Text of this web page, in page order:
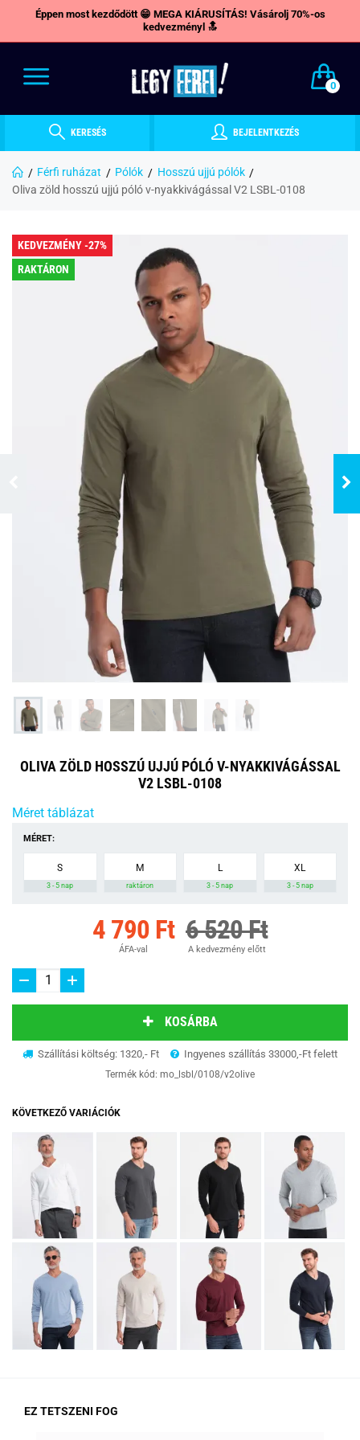
Éppen most kezdődött 😁 MEGA KIÁRUSÍTÁS! Vásárolj 70%-os
kedvezményl 🔝
0
KERESÉS BEJELENTKEZÉS
Férfi ruházat Pólók
Hosszú ujjú pólók
Oliva zöld hosszú ujjú póló v-nyakkivágással V2 LSBL-0108
KEDVEZMÉNY -27%
RAKTÁRON
OLIVA ZÖLD HOSSZÚ UJJÚ PÓLÓ V-NYAKKIVÁGÁSSAL
V2 LSBL-0108
Méret táblázat
MÉRET:
S
3 - 5 nap
M
raktáron
L
3 - 5 nap
XL
3 - 5 nap
4 790 Ft
ÁFA-val
6 520 Ft
A kedvezmény előtt
KOSÁRBA
Szállítási költség: 1320,- Ft Ingyenes szállítás 33000,-Ft felett
Termék kód: mo_lsbl/0108/v2olive
KÖVETKEZŐ VARIÁCIÓK
EZ TETSZENI FOG